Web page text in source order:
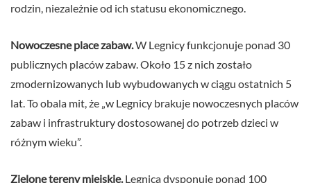
rodzin, niezależnie od ich statusu ekonomicznego.
Nowoczesne place zabaw.W Legnicy funkcjonuje ponad 30
publicznych placów zabaw. Około 15 z nich zostało
zmodernizowanych lub wybudowanych w ciągu ostatnich 5
lat. To obala mit, że „w Legnicy brakuje nowoczesnych placów
zabaw i infrastruktury dostosowanej do potrzeb dzieci w
różnym wieku”.
Zielone tereny miejskie. Legnica dysponuje ponad 100